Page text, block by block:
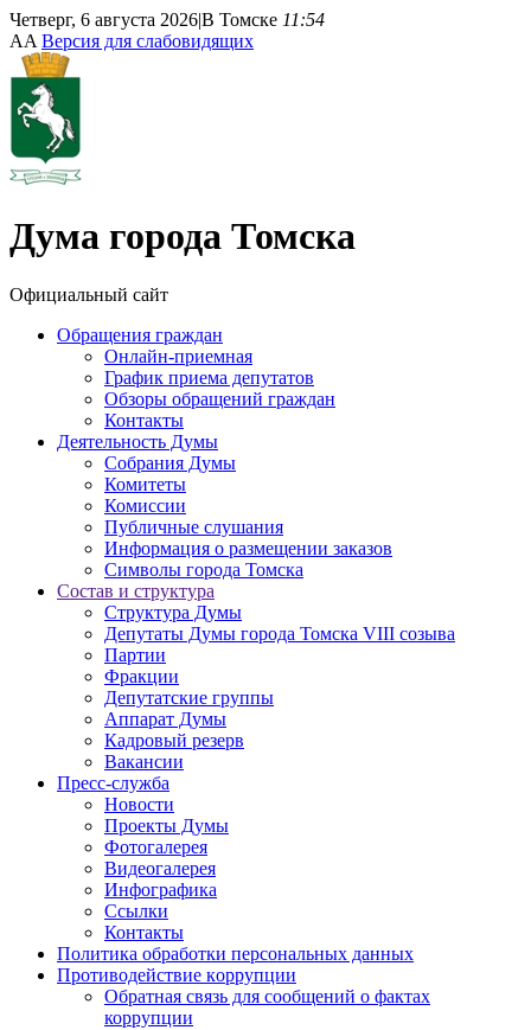
Четверг, 6 августа 2026|В Томске 11:54
AA Версия для слабовидящих
Дума города Томска
Официальный сайт
Обращения граждан
Онлайн-приемная
График приема депутатов
Обзоры обращений граждан
Контакты
Деятельность Думы
Собрания Думы
Комитеты
Комиссии
Публичные слушания
Информация о размещении заказов
Символы города Томска
Состав и структура
Структура Думы
Депутаты Думы города Томска VIII созыва
Партии
Фракции
Депутатские группы
Аппарат Думы
Кадровый резерв
Вакансии
Пресс-служба
Новости
Проекты Думы
Фотогалерея
Видеогалерея
Инфографика
Ссылки
Контакты
Политика обработки персональных данных
Прoтивoдeйствие кoрpупции
Обратная связь для сообщений о фактах
коррупции